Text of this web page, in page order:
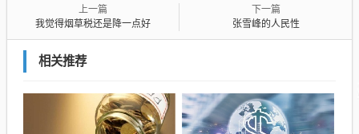
上一篇
我觉得烟草税还是降一点好
下一篇
张雪峰的人民性
相关推荐